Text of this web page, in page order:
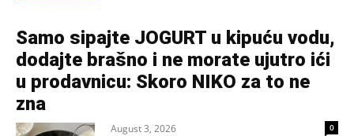
Samo sipajte JOGURT u kipuću vodu,
dodajte brašno i ne morate ujutro ići
u prodavnicu: Skoro NIKO za to ne
zna
August 3, 2026 0